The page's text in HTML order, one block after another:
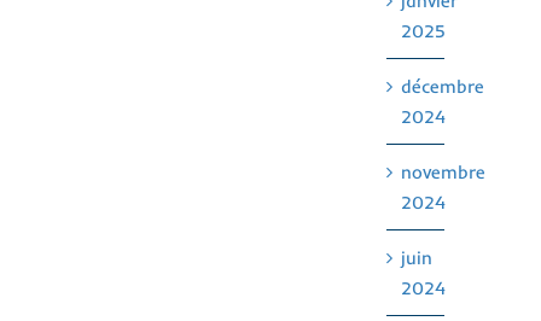
2025
décembre
2024
novembre
2024
juin
2024